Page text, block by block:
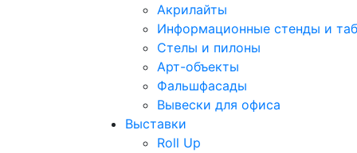
Акрилайты
Информационные стенды и
Стелы и пилоны
Арт-объекты
Фальшфасады
Вывески для офиса
Выставки
Roll Up